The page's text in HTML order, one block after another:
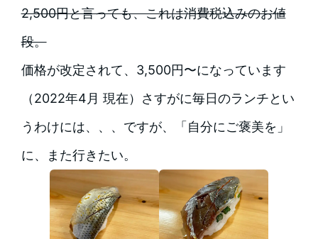
2,500円と言っても、これは消費税込みのお値
段。
価格が改定されて、3,500円〜になっています
（2022年4月 現在）さすがに毎日のランチとい
うわけには、、、ですが、「自分にご褒美を」
に、また行きたい。